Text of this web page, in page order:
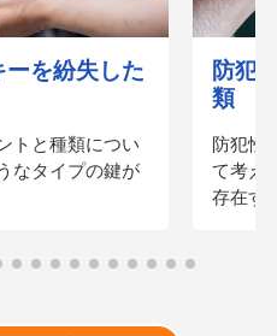
を紛失した
トと種類につい
なタイプの鍵が
防犯
類
防犯性
て考え
存在す